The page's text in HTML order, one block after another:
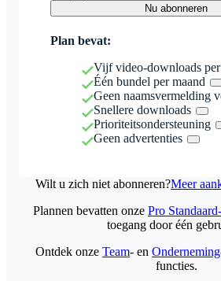
Nu abonneren
Plan bevat:
Vijf video-downloads per
Één bundel per maand
Geen naamsvermelding
Snellere downloads
Prioriteitsondersteuning
Geen advertenties
Wilt u zich niet abonneren?Meer
Plannen bevatten onze Pro
toegang door één
Ontdek onze Team- en Onderneming
functies.